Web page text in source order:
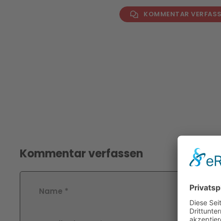
KOMMENTAR
Kommentar verfassen
Name *